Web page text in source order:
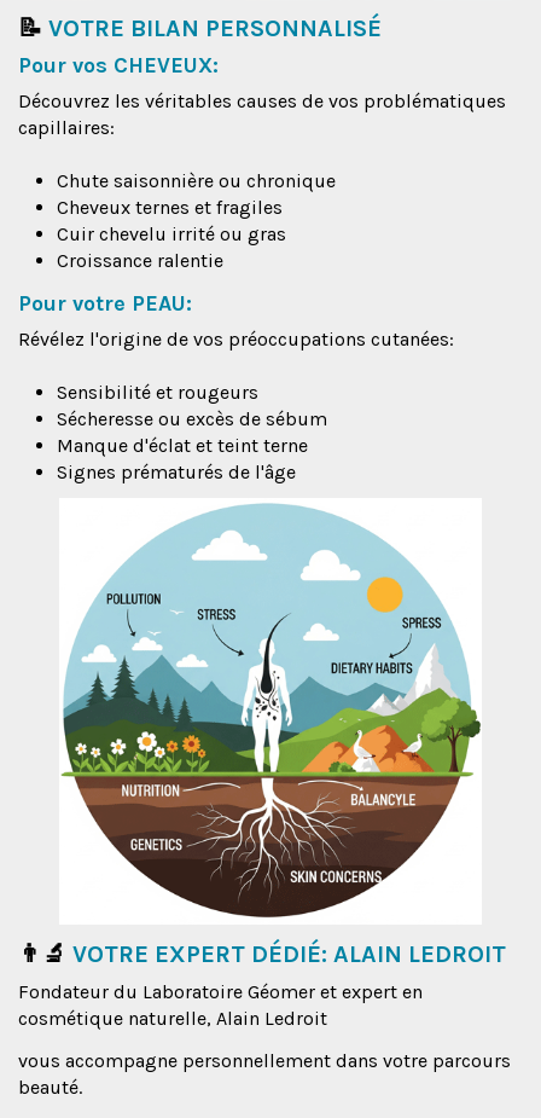
📝 VOTRE BILAN PERSONNALISÉ
Pour vos CHEVEUX:
Découvrez les véritables causes de vos problématiques
capillaires:
Chute saisonnière ou chronique
Cheveux ternes et fragiles
Cuir chevelu irrité ou gras
Croissance ralentie
Pour votre PEAU:
Révélez l'origine de vos préoccupations cutanées:
Sensibilité et rougeurs
Sécheresse ou excès de sébum
Manque d'éclat et teint terne
Signes prématurés de l'âge
👨‍🔬 VOTRE EXPERT DÉDIÉ: ALAIN LEDROIT
Fondateur du Laboratoire Géomer et expert en
cosmétique naturelle, Alain Ledroit
vous accompagne personnellement dans votre parcours
beauté.